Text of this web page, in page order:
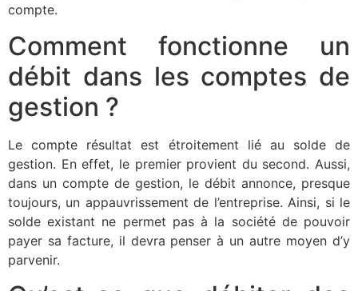
compte.
Comment fonctionne un
débit dans les comptes de
gestion ?
Le compte résultat est étroitement lié au solde de
gestion. En effet, le premier provient du second. Aussi,
dans un compte de gestion, le débit annonce, presque
toujours, un appauvrissement de l’entreprise. Ainsi, si le
solde existant ne permet pas à la société de pouvoir
payer sa facture, il devra penser à un autre moyen d’y
parvenir.